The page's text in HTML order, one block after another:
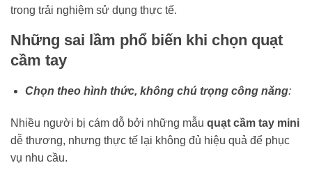
trong trải nghiệm sử dụng thực tế.
Những sai lầm phổ biến khi chọn quạt
cầm tay
Chọn theo hình thức, không chú trọng công năng:
Nhiều người bị cám dỗ bởi những mẫu quạt cầm tay mini
dễ thương, nhưng thực tế lại không đủ hiệu quả để phục
vụ nhu cầu.